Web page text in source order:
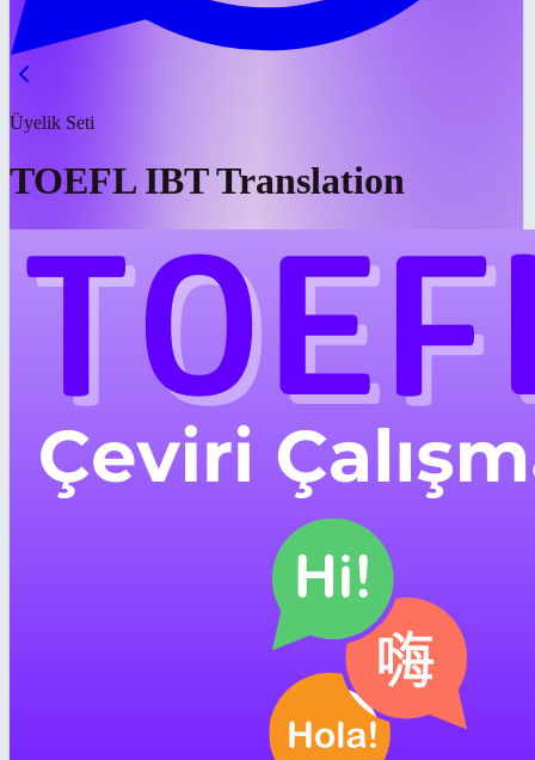
Üyelik Seti
TOEFL IBT Translation